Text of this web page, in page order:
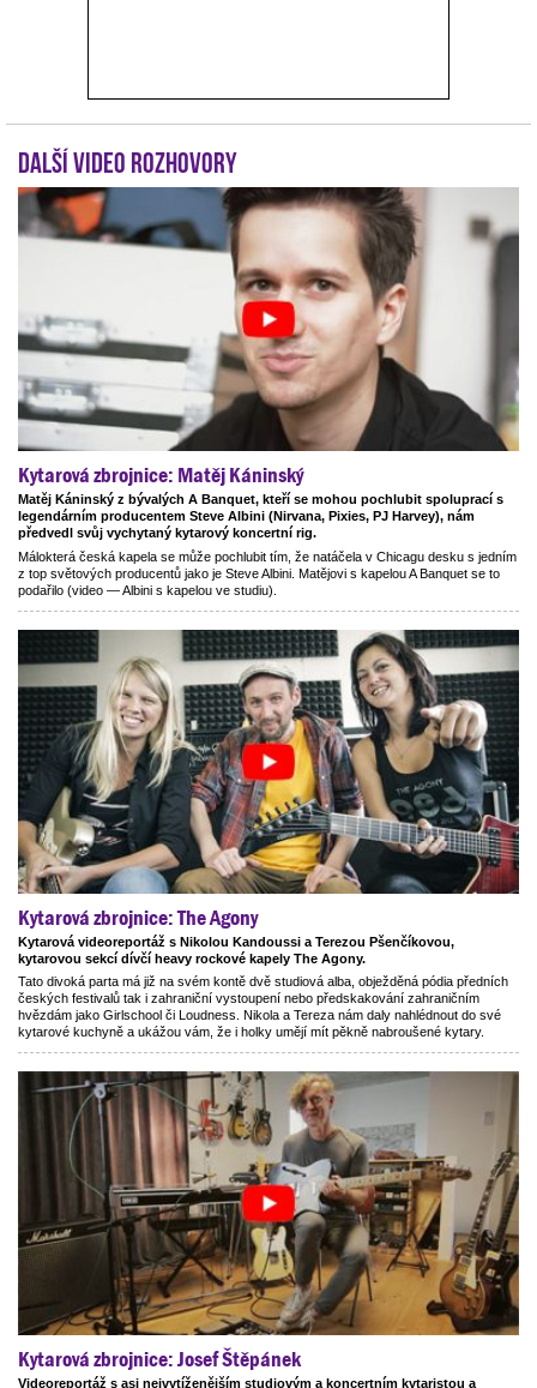
Další video rozhovory
Kytarová zbrojnice: Matěj Káninský
Matěj Káninský z bývalých A Banquet, kteří se mohou pochlubit spoluprací s
legendárním producentem Steve Albini (Nirvana, Pixies, PJ Harvey), nám
předvedl svůj vychytaný kytarový koncertní rig.
Málokterá česká kapela se může pochlubit tím, že natáčela v Chicagu desku s jedním
z top světových producentů jako je Steve Albini. Matějovi s kapelou A Banquet se to
podařilo (video — Albini s kapelou ve studiu).
Kytarová zbrojnice: The Agony
Kytarová videoreportáž s Nikolou Kandoussi a Terezou Pšenčíkovou,
kytarovou sekcí dívčí heavy rockové kapely The Agony.
Tato divoká parta má již na svém kontě dvě studiová alba, obježděná pódia předních
českých festivalů tak i zahraniční vystoupení nebo předskakování zahraničním
hvězdám jako Girlschool či Loudness. Nikola a Tereza nám daly nahlédnout do své
kytarové kuchyně a ukážou vám, že i holky umějí mít pěkně nabroušené kytary.
Kytarová zbrojnice: Josef Štěpánek
Videoreportáž s asi nejvytíženějším studiovým a koncertním kytaristou a